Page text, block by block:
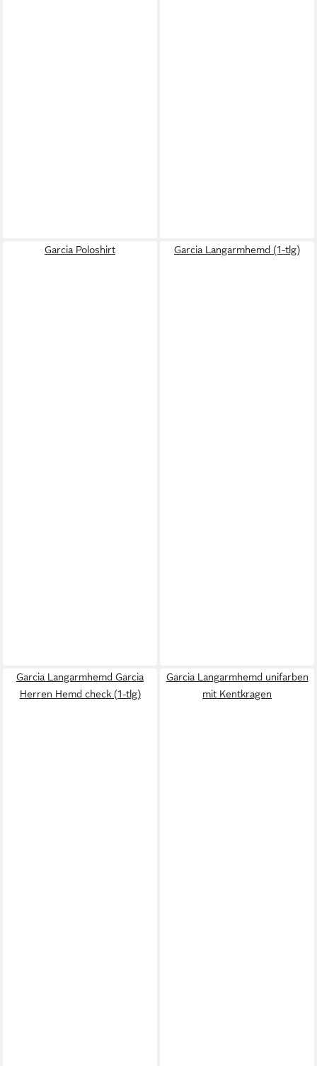
Garcia Poloshirt Garcia Langarmhemd (1-tlg)
Garcia Langarmhemd Garcia
Herren Hemd check (1-tlg)
Garcia Langarmhemd unifarben
mit Kentkragen